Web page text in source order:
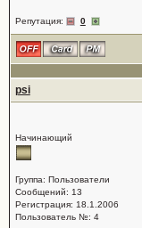
Репутация: 0
psi
Начинающий
Группа: Пользователи
Сообщений: 13
Регистрация: 18.1.2006
Пользователь №: 4